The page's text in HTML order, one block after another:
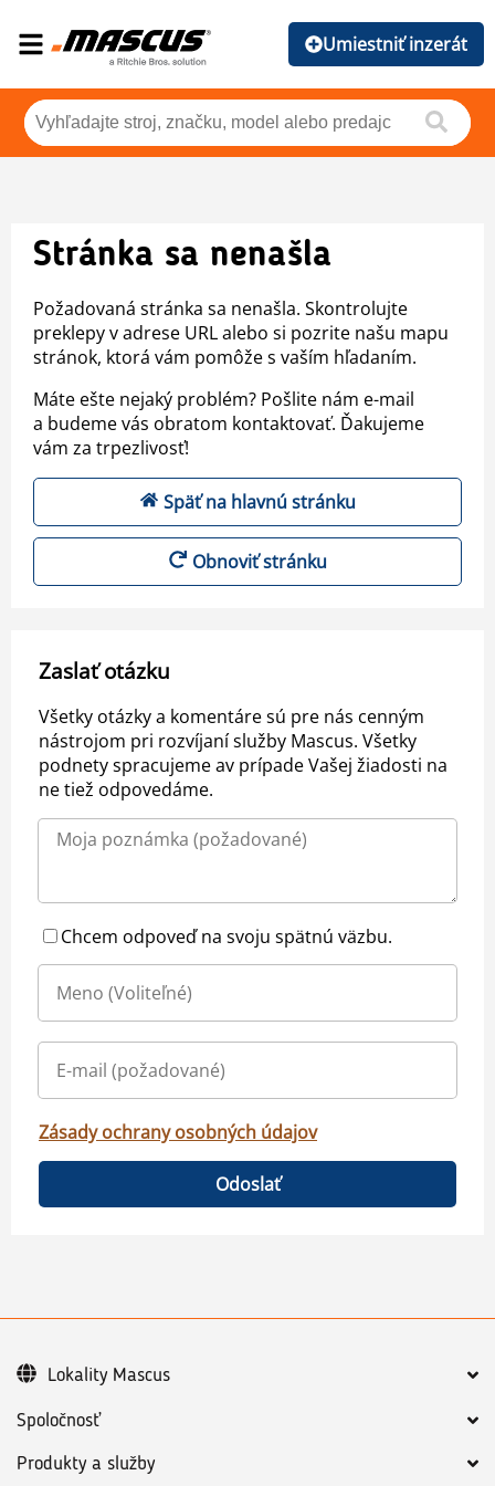
Umiestniť inzerát
Stránka sa nenašla
Požadovaná stránka sa nenašla. Skontrolujte
preklepy v adrese URL alebo si pozrite našu mapu
stránok, ktorá vám pomôže s vaším hľadaním.
Máte ešte nejaký problém? Pošlite nám e-mail
a budeme vás obratom kontaktovať. Ďakujeme
vám za trpezlivosť!
Späť na hlavnú stránku
Obnoviť stránku
Zaslať otázku
Všetky otázky a komentáre sú pre nás cenným
nástrojom pri rozvíjaní služby Mascus. Všetky
podnety spracujeme av prípade Vašej žiadosti na
ne tiež odpovedáme.
Chcem odpoveď na svoju spätnú väzbu.
Zásady ochrany osobných údajov
Odoslať
Spoločnosť
Produkty a služby
Lokality Mascus